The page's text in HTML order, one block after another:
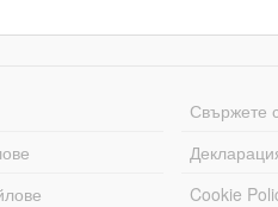
Свържете
Cookie